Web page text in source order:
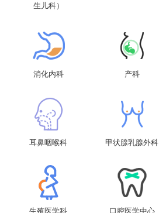
生儿科）
消化内科 产科
耳鼻咽喉科 甲状腺乳腺外科
生殖医学科 口腔医学中心